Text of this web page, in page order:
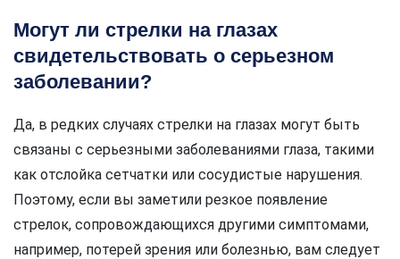
Могут ли стрелки на глазах
свидетельствовать о серьезном
заболевании?
Да, в редких случаях стрелки на глазах могут быть
связаны с серьезными заболеваниями глаза, такими
как отслойка сетчатки или сосудистые нарушения.
Поэтому, если вы заметили резкое появление
стрелок, сопровождающихся другими симптомами,
например, потерей зрения или болезнью, вам следует